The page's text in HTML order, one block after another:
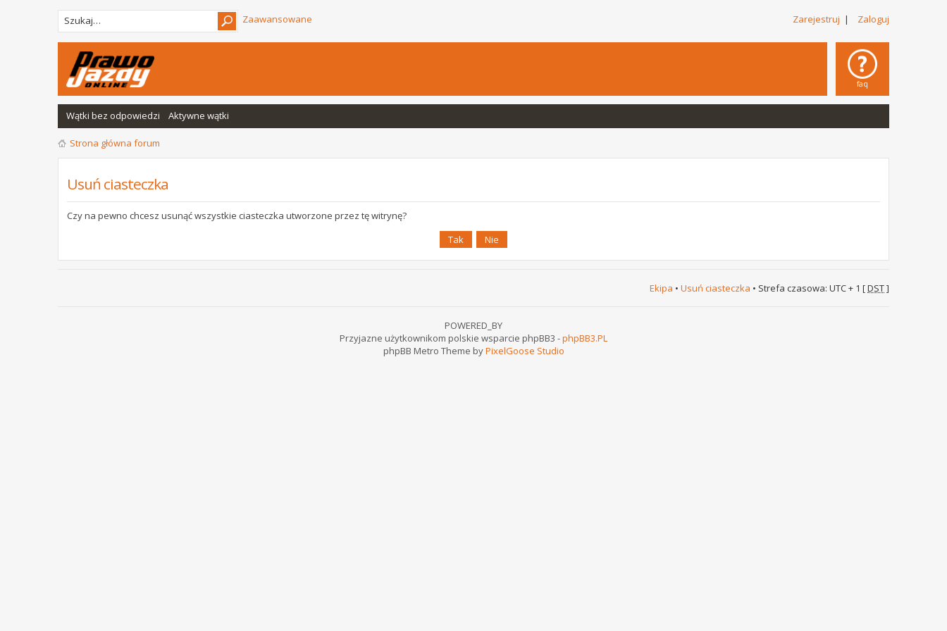
Zarejestruj | Zaloguj
Zaawansowane
faq
Wątki bez odpowiedzi Aktywne wątki
Strona główna forum
Usuń ciasteczka
Czy na pewno chcesz usunąć wszystkie ciasteczka utworzone przez tę witrynę?
Ekipa • Usuń ciasteczka • Strefa czasowa: UTC + 1 [DST]
POWERED_BY
Przyjazne użytkownikom polskie wsparcie phpBB3 -phpBB3.PL
phpBB Metro Theme byPixelGoose Studio